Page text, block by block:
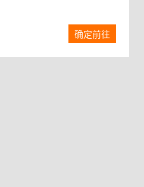
确定前往